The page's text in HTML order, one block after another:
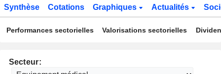
Synthèse Cotations Graphiques Actualités
Performances sectorielles Valorisations sectorielles
Secteur: